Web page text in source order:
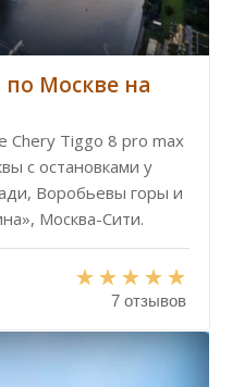
по Москве на
Chery Tiggo 8 pro max
с остановками у
Воробьевы горы и
Москва-Сити.
7 отзывов